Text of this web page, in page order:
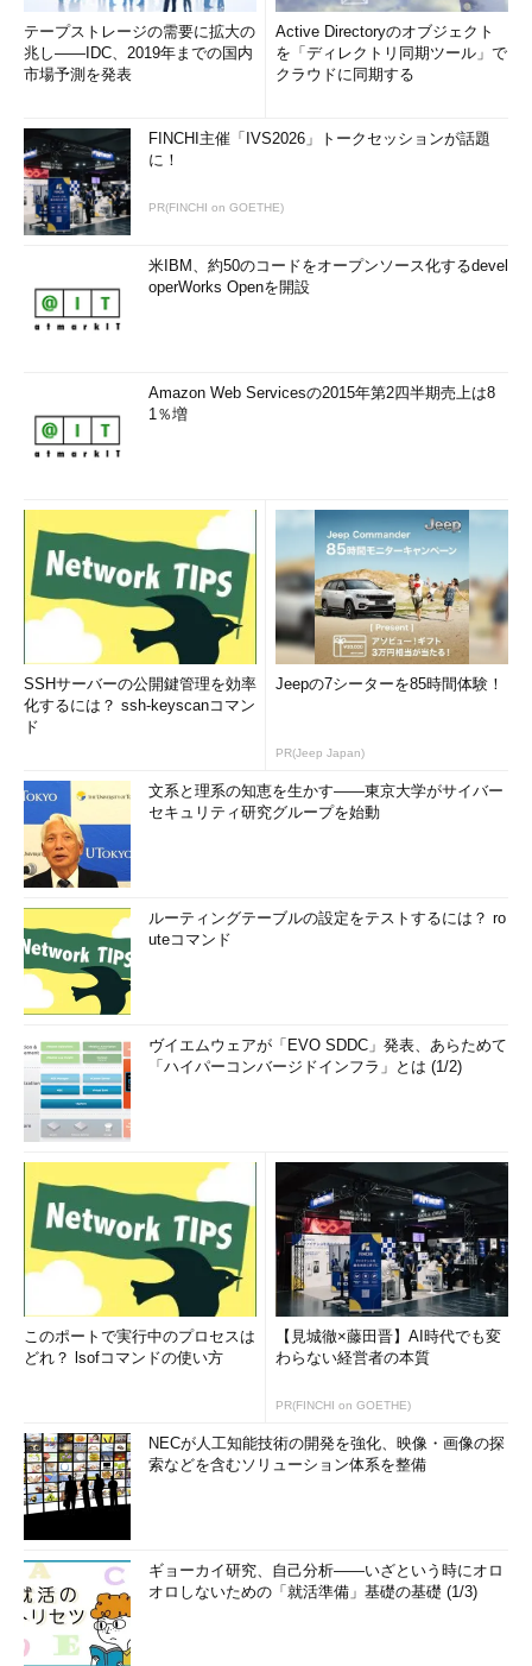
テープストレージの需要に拡大の
兆し――IDC、2019年までの国内
市場予測を発表
Active Directoryのオブジェクト
を「ディレクトリ同期ツール」で
クラウドに同期する
FINCHI主催「IVS2026」トークセッションが話題
に！
PR(FINCHI on GOETHE)
米IBM、約50のコードをオープンソース化するdevel
operWorks Openを開設
Amazon Web Servicesの2015年第2四半期売上は8
1％増
SSHサーバーの公開鍵管理を効率
化するには？ ssh-keyscanコマン
ド
Jeepの7シーターを85時間体験！
PR(Jeep Japan)
文系と理系の知恵を生かす――東京大学がサイバー
セキュリティ研究グループを始動
ルーティングテーブルの設定をテストするには？ ro
uteコマンド
ヴイエムウェアが「EVO SDDC」発表、あらためて
「ハイパーコンバージドインフラ」とは (1/2)
このポートで実行中のプロセスは
どれ？ lsofコマンドの使い方
【見城徹×藤田晋】AI時代でも変
わらない経営者の本質
PR(FINCHI on GOETHE)
NECが人工知能技術の開発を強化、映像・画像の探
索などを含むソリューション体系を整備
ギョーカイ研究、自己分析――いざという時にオロ
オロしないための「就活準備」基礎の基礎 (1/3)